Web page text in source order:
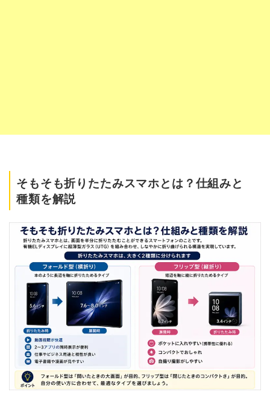
そもそも折りたたみスマホとは？仕組みと
種類を解説